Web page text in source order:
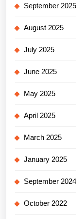
September 2025
August 2025
July 2025
June 2025
May 2025
April 2025
March 2025
January 2025
September 2024
October 2022